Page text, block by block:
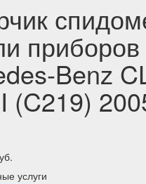
приборов
Benz
(C219)
услуги